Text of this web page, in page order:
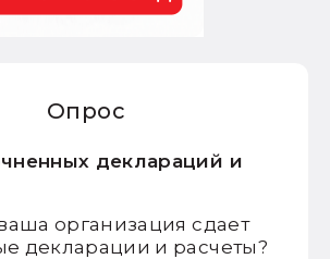
Опрос
деклараций и
организация сдает
декларации и расчеты?